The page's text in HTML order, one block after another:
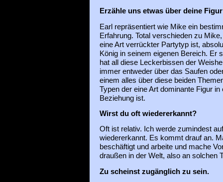
Erzähle uns etwas über deine
Earl repräsentiert wie Mike ein
Erfahrung. Total verschieden zu
eine Art verrückter Partytyp ist,
König in seinem eigenen Bereich. Er
hat all diese Leckerbissen der
immer entweder über das Saufen
einem alles über diese beiden
Typen der eine Art dominante Figur
Beziehung ist.
Wirst du oft wiedererkannt?
Oft ist relativ. Ich werde zumindest
wiedererkannt. Es kommt drauf an.
beschäftigt und arbeite und mache
draußen in der Welt, also an solchen
Zu scheinst zugänglich zu sein.